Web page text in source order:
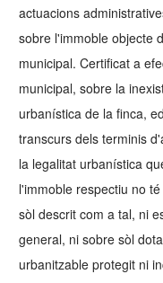
actuacions
sobre l'immoble objecte
municipal. Certificat a
municipal, sobre la
urbanística de la finca,
transcurs dels terminis
la legalitat urbanística
l'immoble respectiu no
sòl descrit com a tal, ni
general, ni sobre sòl
urbanitzable protegit ni